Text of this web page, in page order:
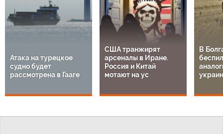
Атака на турецкое
судно будет
рассмотрена в Гааге
США транжирят
арсеналы в Иране.
Россия и Китай
мотают на ус
В